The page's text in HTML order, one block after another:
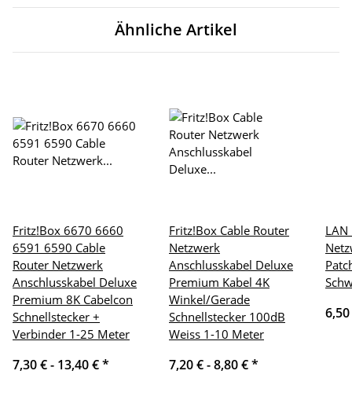
Ähnliche Artikel
Fritz!Box 6670 6660
6591 6590 Cable
Router Netzwerk
Anschlusskabel Deluxe
Premium 8K Cabelcon
Schnellstecker +
Verbinder 1-25 Meter
7,30 € - 13,40 €*
Fritz!Box Cable Router
Netzwerk
Anschlusskabel Deluxe
Premium Kabel 4K
Winkel/Gerade
Schnellstecker 100dB
Weiss 1-10 Meter
7,20 € -8,80 €*
LAN